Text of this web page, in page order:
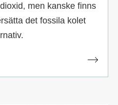
men kanske finns
det fossila kolet